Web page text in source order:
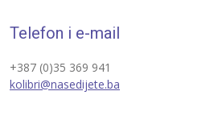
Telefon i e-mail
+387 (0)35 369 941
kolibri@nasedijete.ba